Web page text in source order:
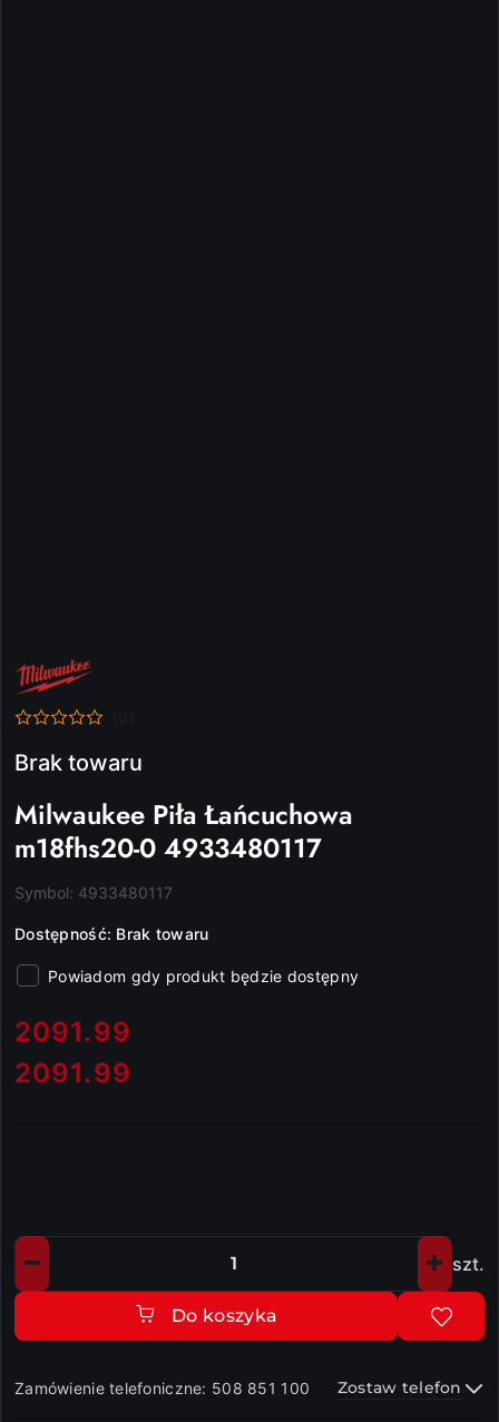
NAZWA
PRODUCENTA:
MILWAUKEE
Brak towaru
Milwaukee Piła Łańcuchowa
m18fhs20-0 4933480117
Symbol: 4933480117
Dostępność: Brak towaru
Powiadom gdy produkt będzie dostępny
cena:
2091.99
Cena:
2091.99
Ilość szt.
Do koszyka
Zamówienie telefoniczne: 508 851 100 Zostaw telefon